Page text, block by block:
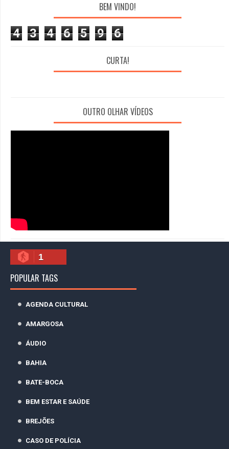
BEM VINDO!
4 3 4 6 5 9 6
CURTA!
OUTRO OLHAR VÍDEOS
1
POPULAR TAGS
AGENDA CULTURAL
AMARGOSA
ÁUDIO
BAHIA
BATE-BOCA
BEM ESTAR E SAÚDE
BREJÕES
CASO DE POLÍCIA